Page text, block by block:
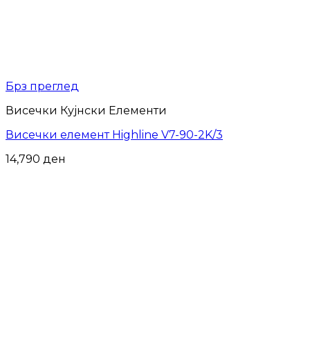
Брз преглед
Висечки Кујнски Елементи
Висечки елемент Highline V7-90-2K/3
14,790 ден